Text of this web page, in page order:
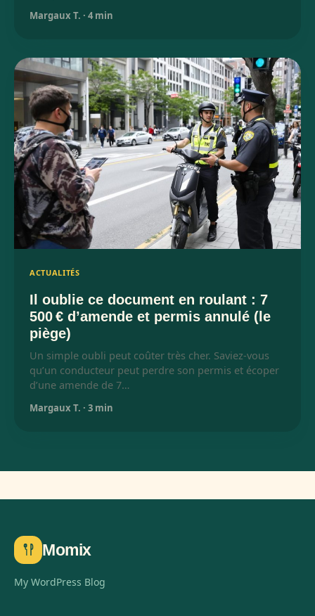
Margaux T. · 4 min
ACTUALITÉS
Il oublie ce document en roulant : 7
500 € d’amende et permis annulé (le
piège)
Un simple oubli peut coûter très cher. Saviez-vous
qu’un conducteur peut perdre son permis et écoper
d’une amende de 7…
Margaux T. · 3 min
Momix
My WordPress Blog